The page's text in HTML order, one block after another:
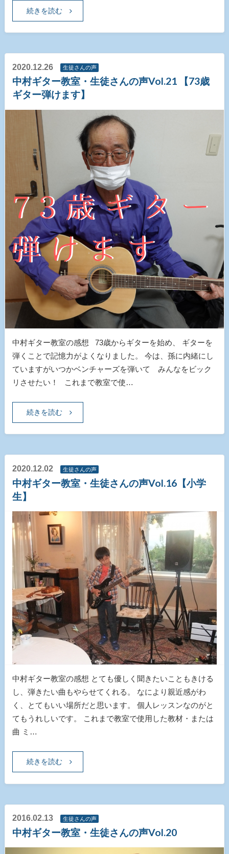
続きを読む
2020.12.26 生徒さんの声
中村ギター教室・生徒さんの声Vol.21 【73歳
ギター弾けます】
中村ギター教室の感想 73歳からギターを始め、 ギターを
弾くことで記憶力がよくなりました。 今は、孫に内緒にし
ていますがいつかベンチャーズを弾いて みんなをビック
リさせたい！ これまで教室で使…
続きを読む
2020.12.02 生徒さんの声
中村ギター教室・生徒さんの声Vol.16【小学
生】
中村ギター教室の感想 とても優しく聞きたいこともきける
し、弾きたい曲もやらせてくれる。 なにより親近感がわ
く、とてもいい場所だと思います。 個人レッスンなのがと
てもうれしいです。 これまで教室で使用した教材・または
曲 ミ…
続きを読む
2016.02.13 生徒さんの声
中村ギター教室・生徒さんの声Vol.20